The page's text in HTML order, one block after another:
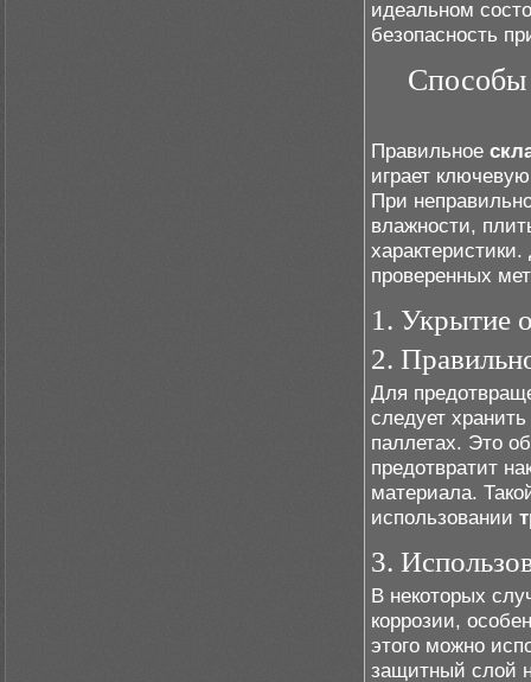
идеальном
безопасность
Способы
Правильное
играет
При
влажности,
проверенных
1. Укрытие
2.
Для
следует
паллетах. Это
предотвратит
материала.
использовании
3.
В некоторых
коррозии,
этого можно
защитный слой